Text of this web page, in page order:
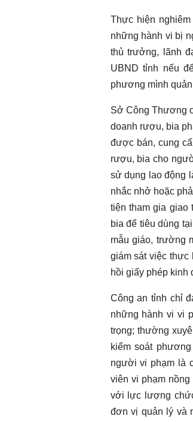
Thực hiện
những hành vi bị
thủ trưởng, lãnh
UBND tỉnh nếu
phương mình
Sở Công Thương
doanh rượu, bia
được bán, cung
rượu, bia cho
sử dụng lao động
nhắc nhở hoặc
tiện tham gia
bia để tiêu dùng
mẫu giáo, trường
giám sát việc thực
hồi giấy phép kinh
Công an tỉnh chỉ
những hành vi vi
trọng; thường
kiểm soát
người vi phạm là
viên vi phạm
với lực lượng
đơn vị quản lý và